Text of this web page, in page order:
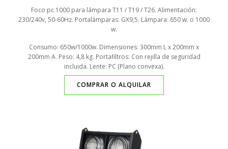
Foco pc 1000 para lámpara T11 / T19 / T26. Alimentación:
230/240v, 50-60Hz. Portalámparas: GX9,5. Lámpara: 650 w. o 1000
w.
Consumo: 650w/1000w. Dimensiones: 300mm L x 200mm x
200mm A. Peso: 4,8 kg. Portafiltros: Con rejilla de seguridad
incluida. Lente: PC (Plano convexa).
COMPRAR O ALQUILAR